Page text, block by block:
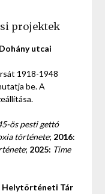
projektek
utcai
1918-1948
be. A
ös pesti gettó
története; 2016:
; 2025: Time
Helytörténeti Tár